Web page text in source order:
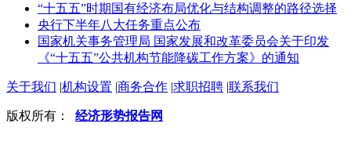
“十五五”时期国有经济布局优化与结构调整的路径选择
央行下半年八大任务重点公布
国家机关事务管理局 国家发展和改革委员会关于印发
《“十五五”公共机构节能降碳工作方案》的通知
关于我们 |机构设置 |商务合作 |求职招聘 |联系我们
版权所有： 经济形势报告网